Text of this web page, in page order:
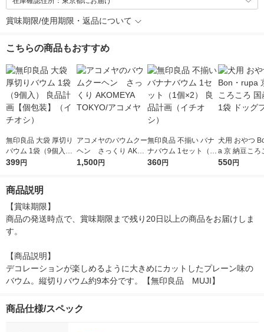
賞味期限/使用期限・返品について
こちらの商品もおすすめ
無印良品 大袋 厚切り
バウム 1袋（9個入）
良品計画【個包装】
399円
アコメヤのバウムクー
ヘン さっくり AKO
MEYA TOKYO/アコメ
1,500円
無印良品 不揃い バナ
ナバウム 1セット（1
個×2） 良品計画（イ
360円
犬用 おやつ
a 京 納豆ころ
産 50g 1袋 ド
550円
商品説明
【賞味期限】
商品の発送時点で、賞味期限まで残り20日以上の商品をお届けしま
す。
【商品説明】
デコレーションが楽しめるように大きめにカットしたプレーン味の
バウム。縦切りバウム約9本分です。【無印良品　MUJI】
商品仕様/スペック